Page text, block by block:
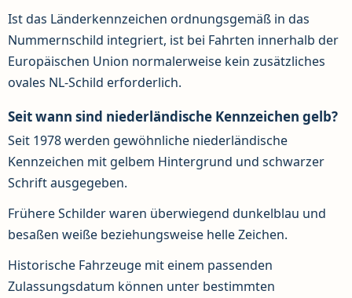
Ist das Länderkennzeichen ordnungsgemäß in das
Nummernschild integriert, ist bei Fahrten innerhalb der
Europäischen Union normalerweise kein zusätzliches
ovales NL-Schild erforderlich.
Seit wann sind niederländische Kennzeichen gelb?
Seit 1978 werden gewöhnliche niederländische
Kennzeichen mit gelbem Hintergrund und schwarzer
Schrift ausgegeben.
Frühere Schilder waren überwiegend dunkelblau und
besaßen weiße beziehungsweise helle Zeichen.
Historische Fahrzeuge mit einem passenden
Zulassungsdatum können unter bestimmten